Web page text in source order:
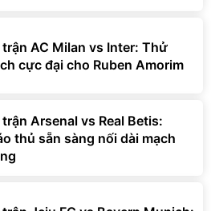
trận AC Milan vs Inter: Thử
cực đại cho Ruben Amorim
trận Arsenal vs Real Betis:
thủ sẵn sàng nối dài mạch